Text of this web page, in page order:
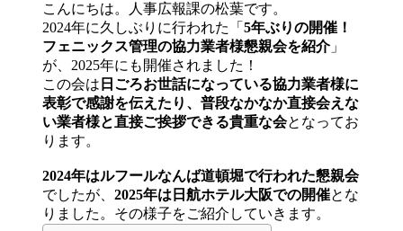
こんにちは。人事広報課の松葉です。
2024年に久しぶりに行われた「 5年ぶりの開催！
フェニックス管理の協力業者様懇親会を紹介」
が、2025年にも開催されました！
この会は 日ごろお世話になっている協力業者様に
表彰で感謝を伝えたり、普段なかなか直接会えな
い業者様と直接ご挨拶できる貴重な会となってお
ります。
2024年はルフールなんば道頓堀で行われた懇親会
でしたが、 2025年は日航ホテル大阪での開催とな
りました。その様子をご紹介していきます。